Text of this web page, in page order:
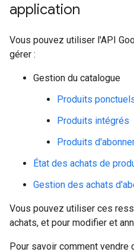
application
Vous pouvez utiliser l'API
gérer :
Gestion du catalogue
Produits
Produits intégrés
Produits
État des achats de
Gestion des achats
Vous pouvez utiliser ces
achats, et pour modifier et
Pour savoir comment vendre